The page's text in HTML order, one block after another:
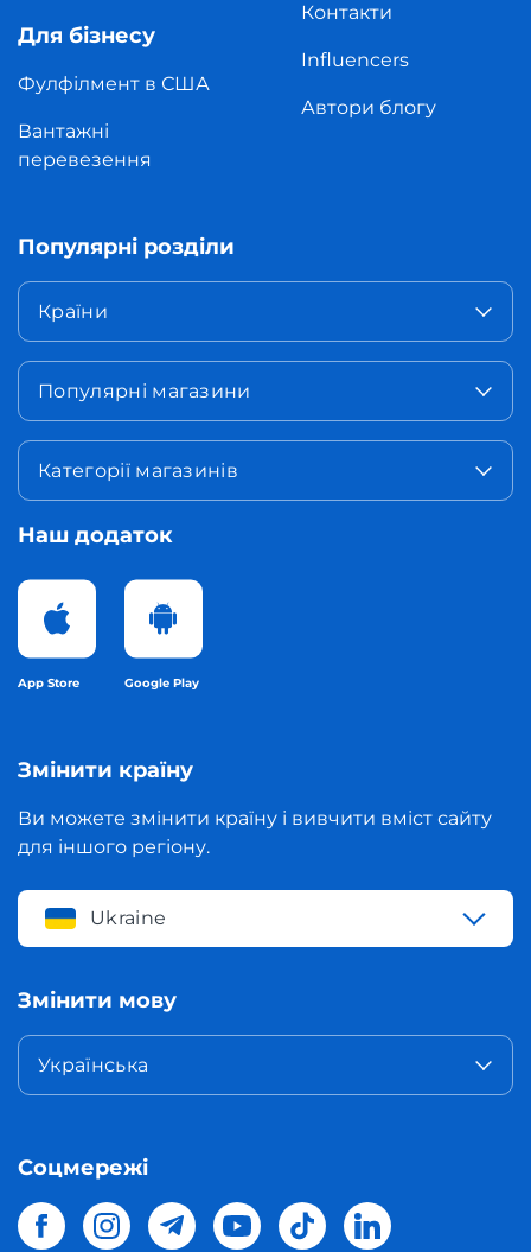
Для бізнесу
Фулфілмент в США
Вантажні
перевезення
Контакти
Influencers
Автори блогу
Популярні розділи
Країни
Популярні магазини
Категорії магазинів
Наш додаток
App Store Google Play
Змінити країну
Ви можете змінити країну і вивчити вміст сайту
для іншого регіону.
Ukraine
Змінити мову
Українська
Соцмережі